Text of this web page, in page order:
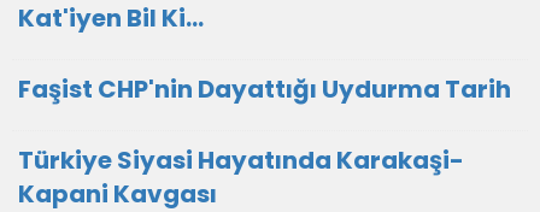
Kat'iyen Bil Ki…
Faşist CHP'nin Dayattığı Uydurma Tarih
Türkiye Siyasi Hayatında Karakaşi-
Kapani Kavgası